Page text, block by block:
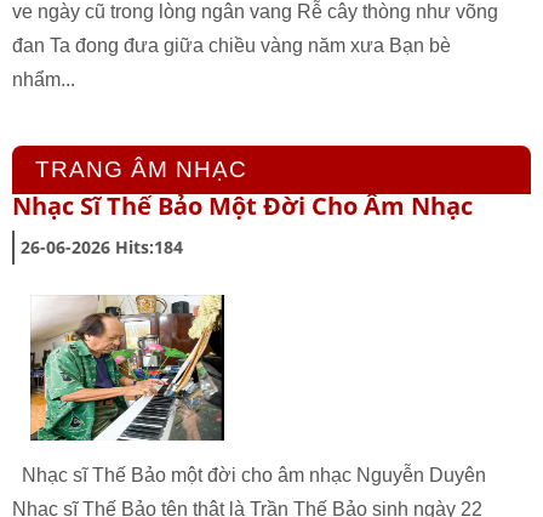
ve ngày cũ trong lòng ngân vang Rễ cây thòng như võng
đan Ta đong đưa giữa chiều vàng năm xưa Bạn bè
nhẩm...
TRANG ÂM NHẠC
Nhạc Sĩ Thế Bảo Một Đời Cho Âm Nhạc
26-06-2026 Hits:184
Nhạc sĩ Thế Bảo một đời cho âm nhạc Nguyễn Duyên
Nhạc sĩ Thế Bảo tên thật là Trần Thế Bảo sinh ngày 22